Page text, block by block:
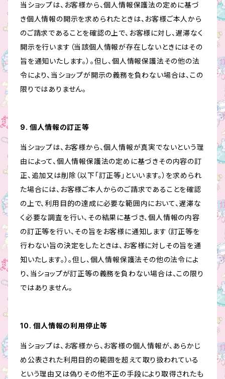
当ショップは、お客様から、個人情報保護法の定めに基づ
き個人情報の開示を求められたときは、お客様ご本人から
のご請求であることを確認の上で、お客様に対し、遅滞なく
開示を行います（当該個人情報が存在しないときにはその
旨を通知いたします。）。但し、個人情報保護法その他の法
令により、当ショップが開示の義務を負わない場合は、この
限りではありません。
9. 個人情報の訂正等
当ショップは、お客様から、個人情報が真実でないという理
由によって、個人情報保護法の定めに基づきその内容の訂
正、追加又は削除（以下「訂正等」といいます。）を求められ
た場合には、お客様ご本人からのご請求であることを確認
の上で、利用目的の達成に必要な範囲内において、遅滞な
く必要な調査を行い、その結果に基づき、個人情報の内容
の訂正等を行い、その旨をお客様に通知します（訂正等を
行わない旨の決定をしたときは、お客様に対しその旨を通
知いたします。）。但し、個人情報保護法その他の法令によ
り、当ショップが訂正等の義務を負わない場合は、この限り
ではありません。
10. 個人情報の利用停止等
当ショップは、お客様から、お客様の個人情報が、あらかじ
め公表された利用目的の範囲を超えて取り扱われている
という理由又は偽りその他不正の手段により取得されたも